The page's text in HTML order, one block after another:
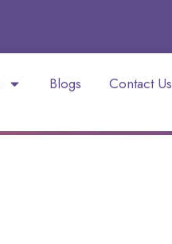
Blogs Contact Us